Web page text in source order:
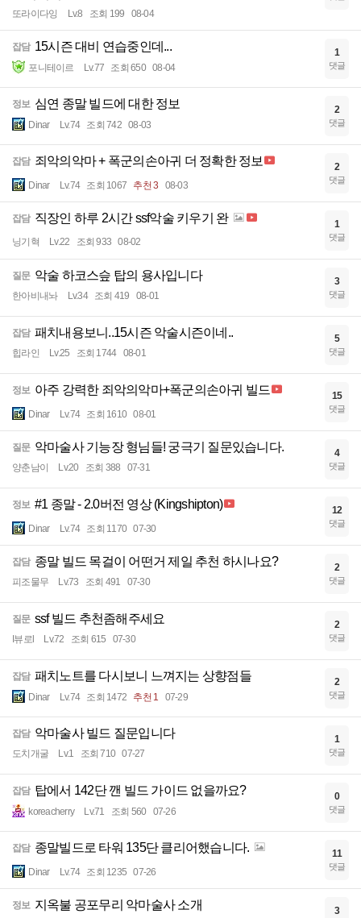
또라이다잉 Lv.8 조회 199 08-04
잡담 15시즌 대비 연습중인데...
포니테이르 Lv.77 조회 650 08-04
1
댓글
정보 심연 종말 빌드에 대한 정보
Dinar Lv.74 조회 742 08-03
2
댓글
잡담 죄악의악마 + 폭군의손아귀 더 정확한 정보
Dinar Lv.74 조회 1067 추천 3 08-03
2
댓글
잡담 직장인 하루 2시간 ssf악술 키우기 완
닝기혁 Lv.22 조회 933 08-02
1
댓글
질문 악술 하코스슾 탑의 용사입니다
한아비내놔 Lv.34 조회 419 08-01
3
댓글
잡담 패치내용보니..15시즌 악술시즌이네..
힙라인 Lv.25 조회 1744 08-01
5
댓글
정보 아주 강력한 죄악의악마+폭군의손아귀 빌드
Dinar Lv.74 조회 1610 08-01
15
댓글
질문 악마술사 기능장 형님들! 궁극기 질문있습니다.
양춘남이 Lv.20 조회 388 07-31
4
댓글
정보 #1 종말 - 2.0버전 영상 (Kingshipton)
Dinar Lv.74 조회 1170 07-30
12
댓글
잡담 종말 빌드 목걸이 어떤거 제일 추천 하시나요?
피조물무 Lv.73 조회 491 07-30
2
댓글
질문 ssf 빌드 추천좀해주세요
I뷰로l Lv.72 조회 615 07-30
2
댓글
잡담 패치노트를 다시보니 느껴지는 상향점들
Dinar Lv.74 조회 1472 추천 1 07-29
2
댓글
잡담 악마술사 빌드 질문입니다
도치개굴 Lv.1 조회 710 07-27
1
댓글
잡담 탑에서 142단 깬 빌드 가이드 없을까요?
koreacherry Lv.71 조회 560 07-26
0
댓글
잡담 종말빌드로 타워 135단 클리어했습니다.
Dinar Lv.74 조회 1235 07-26
11
댓글
정보 지옥불 공포무리 악마술사 소개 3